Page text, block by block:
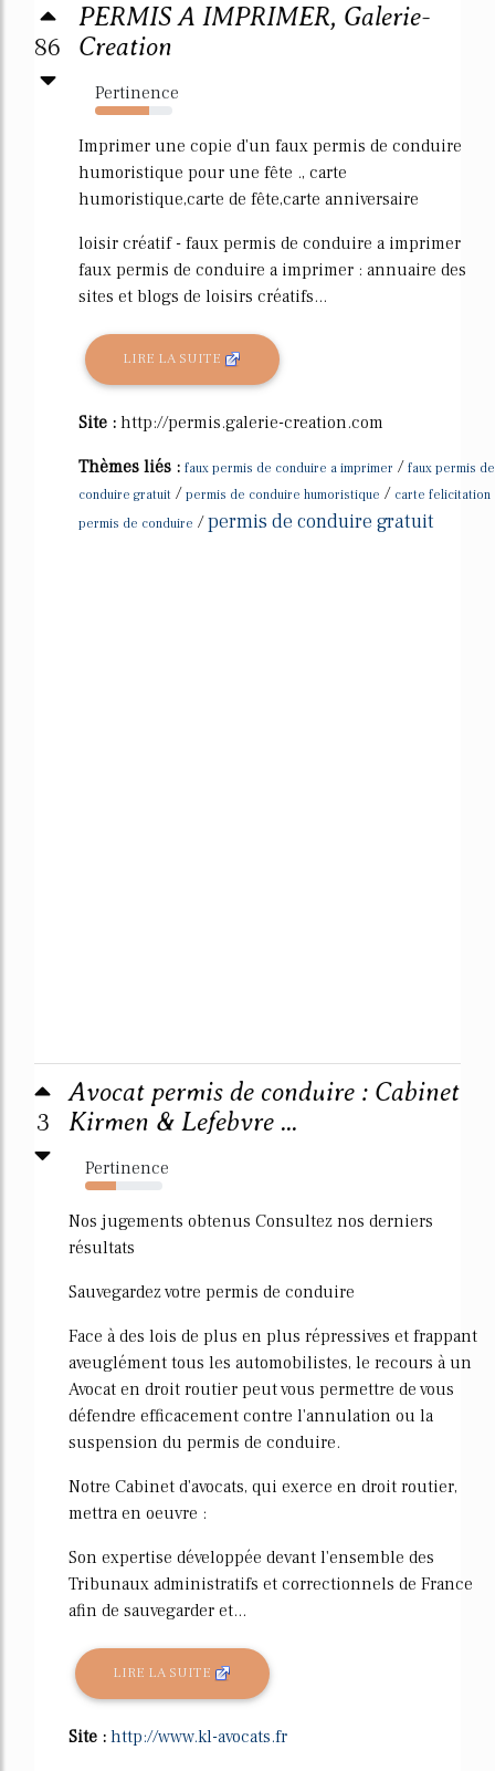
86
PERMIS A IMPRIMER, Galerie-
Creation
Pertinence
70%
Imprimer une copie d'un faux permis de conduire
humoristique pour une fête ., carte
humoristique,carte de fête,carte anniversaire
loisir créatif - faux permis de conduire a imprimer
faux permis de conduire a imprimer : annuaire des
sites et blogs de loisirs créatifs...
LIRE LA SUITE
Site : http://permis.galerie-creation.com
Thèmes liés : faux permis de conduire a imprimer / faux permis de
conduire gratuit / permis de conduire humoristique / carte felicitation
permis de conduire /permis de conduire gratuit
3
Avocat permis de conduire : Cabinet
Kirmen & Lefebvre ...
Pertinence
40%
Nos jugements obtenus Consultez nos derniers
résultats
Sauvegardez votre permis de conduire
Face à des lois de plus en plus répressives et frappant
aveuglément tous les automobilistes, le recours à un
Avocat en droit routier peut vous permettre de vous
défendre efficacement contre l'annulation ou la
suspension du permis de conduire.
Notre Cabinet d'avocats, qui exerce en droit routier,
mettra en oeuvre :
Son expertise développée devant l'ensemble des
Tribunaux administratifs et correctionnels de France
afin de sauvegarder et...
LIRE LA SUITE
Site : http://www.kl-avocats.fr